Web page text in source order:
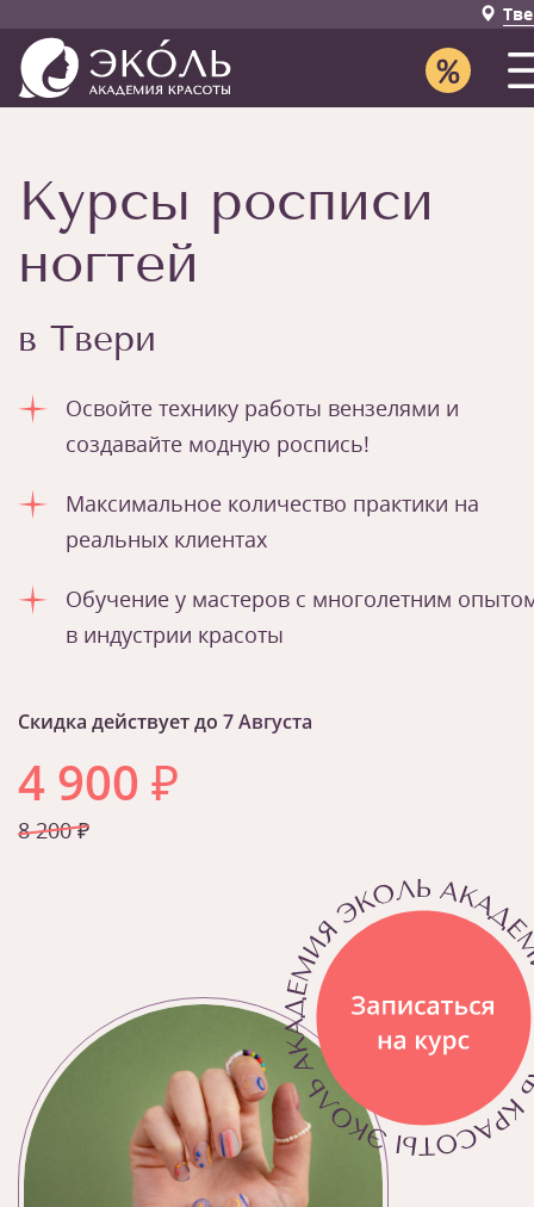
Курсы росписи
ногтей
в Твери
Освойте технику работы вензелями и
создавайте модную роспись!
Максимальное количество практики на
реальных клиентах
Обучение у мастеров с многолетним
в индустрии красоты
Скидка действует до 7 Августа
4 900 ₽
8 200 ₽